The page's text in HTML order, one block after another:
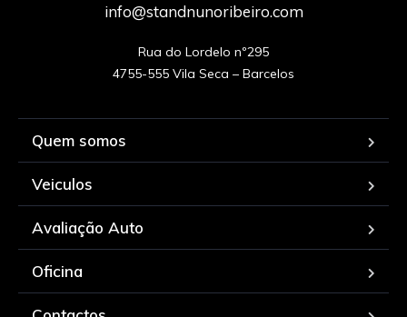
info@standnunoribeiro.com
Rua do Lordelo nº295
Quem somos
Veiculos
Avaliação Auto
Oficina